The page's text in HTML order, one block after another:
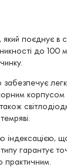
поєднує в
до 100
індексацією,
гарантує
практичним.